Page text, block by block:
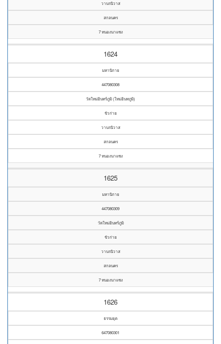
วานรนิวาส
สกลนคร
7 หนองนาแซง
1624
มหานิกาย
447080308
วัดใหม่อินทร์ภูมิ (ใหม่อินทภูมิ)
ขัวก่าย
วานรนิวาส
สกลนคร
7 หนองนาแซง
1625
มหานิกาย
447080309
วัดใหม่อินทร์ภูมิ
ขัวก่าย
วานรนิวาส
สกลนคร
7 หนองนาแซง
1626
ธรรมยุต
647080301